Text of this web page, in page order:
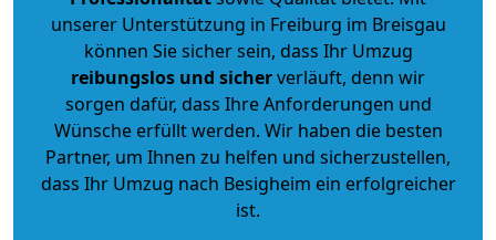
unserer Unterstützung in Freiburg im Breisgau
können Sie sicher sein, dass Ihr Umzug
reibungslos und sicherverläuft, denn wir
sorgen dafür, dass Ihre Anforderungen und
Wünsche erfüllt werden. Wir haben die besten
Partner, um Ihnen zu helfen und sicherzustellen,
dass Ihr Umzug nach Besigheim ein erfolgreicher
ist.